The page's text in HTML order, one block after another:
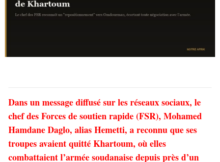
Dans un message diffusé sur les réseaux sociaux, le
chef des Forces de soutien rapide (FSR), Mohamed
Hamdane Daglo, alias Hemetti, a reconnu que ses
troupes avaient quitté Khartoum, où elles
combattaient l’armée soudanaise depuis près d’un